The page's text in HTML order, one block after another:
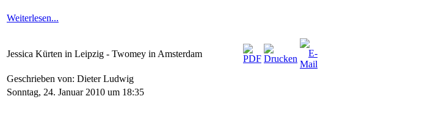
Weiterlesen...
Jessica Kürten in Leipzig - Twomey in Amsterdam
Geschrieben von: Dieter Ludwig
Sonntag, 24. Januar 2010 um 18:35